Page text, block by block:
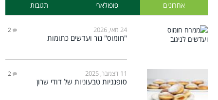
אחרונים פופולארי תגובות
24 מאי, 2026 2
"חומוס" גזר ועדשים כתומות
11 דצמבר, 2025 2
סופגניות טבעוניות של דודי שרון